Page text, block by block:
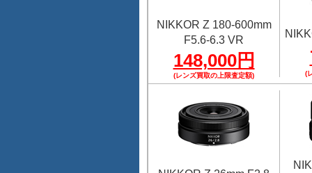
NIKKOR Z 180-600mm
F5.6-6.3 VR
148,000円
(レンズ買取の上限査定額) (